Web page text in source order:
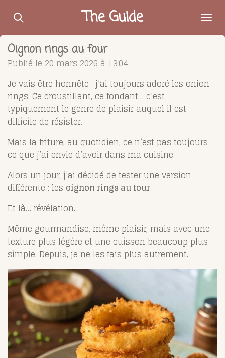
Passer
contenu
principal
The Guide
Oignon rings au four
Publié le 20 mars 2026 à 13:04
Je vais être honnête : j’ai toujours adoré les onion
rings. Ce croustillant, ce fondant… c’est
typiquement le genre de plaisir auquel il est
difficile de résister.
Mais la friture, au quotidien, ce n’est pas toujours
ce que j’ai envie d’avoir dans ma cuisine.
Alors un jour, j’ai décidé de tester une version
différente : les oignon rings au four.
Et là… révélation.
Même gourmandise, même plaisir, mais avec une
texture plus légère et une cuisson beaucoup plus
simple. Depuis, je ne les fais plus autrement.